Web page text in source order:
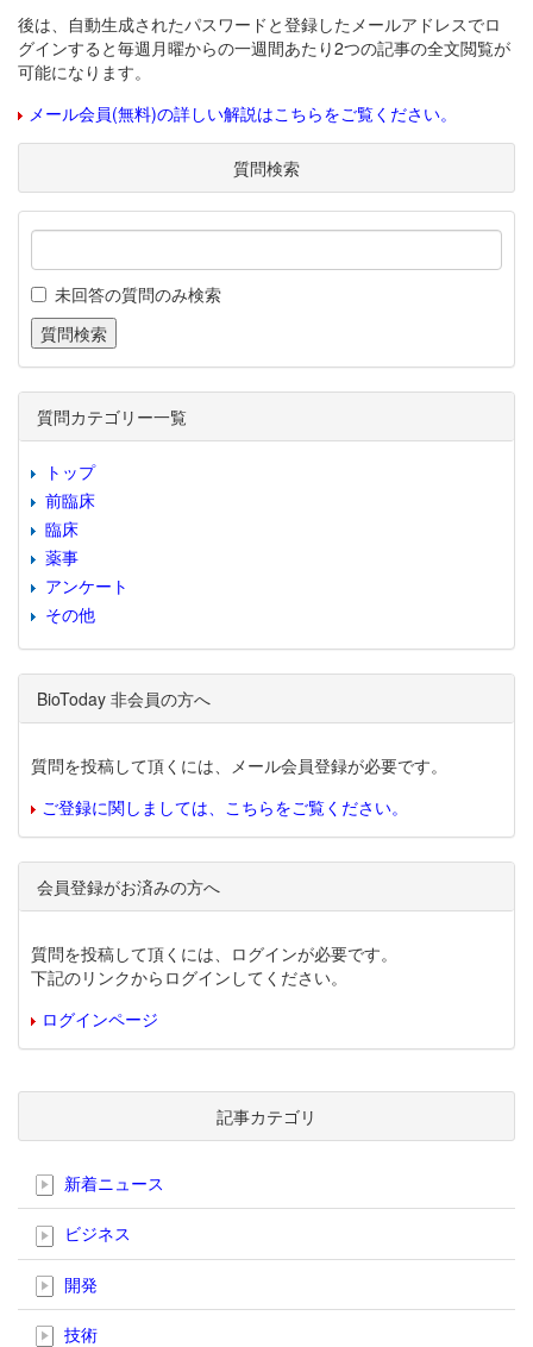
後は、自動生成されたパスワードと登録したメールアドレスでロ
グインすると毎週月曜からの一週間あたり2つの記事の全文閲覧が
可能になります。
メール会員(無料)の詳しい解説はこちらをご覧ください。
質問検索
未回答の質問のみ検索
質問カテゴリー一覧
トップ
前臨床
臨床
薬事
アンケート
その他
BioToday 非会員の方へ
質問を投稿して頂くには、メール会員登録が必要です。
ご登録に関しましては、こちらをご覧ください。
会員登録がお済みの方へ
質問を投稿して頂くには、ログインが必要です。
下記のリンクからログインしてください。
ログインページ
記事カテゴリ
新着ニュース
ビジネス
開発
技術